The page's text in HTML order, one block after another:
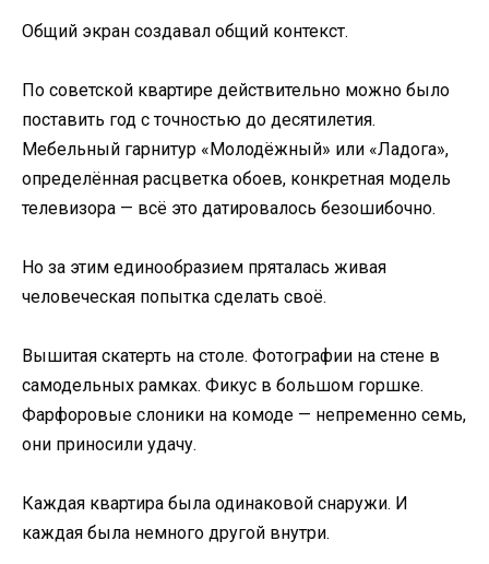
Общий экран создавал общий контекст.
По советской квартире действительно можно было
поставить год с точностью до десятилетия.
Мебельный гарнитур «Молодёжный» или «Ладога»,
определённая расцветка обоев, конкретная модель
телевизора — всё это датировалось безошибочно.
Но за этим единообразием пряталась живая
человеческая попытка сделать своё.
Вышитая скатерть на столе. Фотографии на стене в
самодельных рамках. Фикус в большом горшке.
Фарфоровые слоники на комоде — непременно семь,
они приносили удачу.
Каждая квартира была одинаковой снаружи. И
каждая была немного другой внутри.